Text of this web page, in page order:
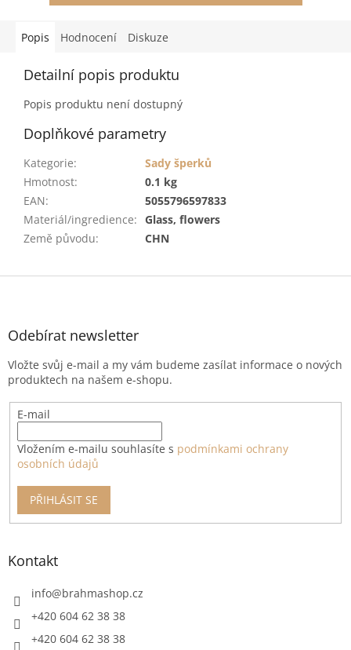
Popis Hodnocení Diskuze
Detailní popis produktu
Popis produktu není dostupný
Doplňkové parametry
Kategorie:
Sady šperků
Hmotnost:
0.1 kg
EAN:
5055796597833
Materiál/ingredience: Glass, flowers
Země původu: CHN
Z
Odebírat newsletter
Vložte svůj e-mail a my vám budeme zasílat informace o nových
produktech na našem e-shopu.
E-mail
Vložením e-mailu souhlasíte s podmínkami ochrany
osobních údajů
PŘIHLÁSIT SE
Kontakt
info@brahmashop.cz
+420 604 62 38 38
+420 604 62 38 38